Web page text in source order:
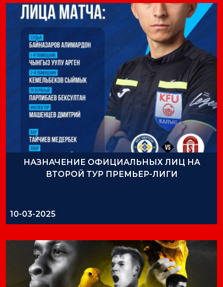
НАЗНАЧЕНИЕ ОФИЦИАЛЬНЫХ ЛИЦ НА
ВТОРОЙ ТУР ПРЕМЬЕР-ЛИГИ
10-03-2025